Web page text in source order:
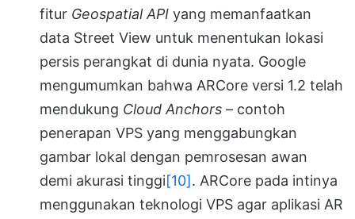
fitur Geospatial API yang memanfaatkan
data Street View untuk menentukan lokasi
persis perangkat di dunia nyata. Google
mengumumkan bahwa ARCore versi 1.2 telah
mendukung Cloud Anchors – contoh
penerapan VPS yang menggabungkan
gambar lokal dengan pemrosesan awan
demi akurasi tinggi[10]. ARCore pada intinya
menggunakan teknologi VPS agar aplikasi AR